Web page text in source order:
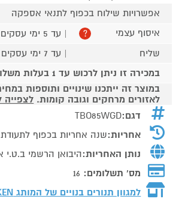
אפשרויות שילוח בכפוף לתנאי אספקה
איסוף עצמי
? | עד 5 ימי עסקים |
שליח
| עד 7 ימי עסקים |
במכירה זו ניתן לרכוש עד 1 בעלות משלוח אחד
במוצר זה ייתכנו שינויים ותוספות
לאזורים מרחקים וגובה קומות. לצפייה
דגם:TBO85WGD
אחריות:שנה אחריות בכפוף
נותן האחריות:היבואן הרשמי ב.ט.י
מס' תשלומים: 16
למגוון תנורים בנויים של המותג